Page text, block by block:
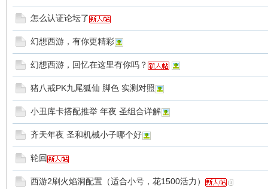
怎么认证论坛了
幻想西游，有你更精彩
幻想西游，回忆在这里有你吗？
猪八戒PK九尾狐仙 脚色 实测对照
小丑库卡搭配推举 年夜 圣组合详解
齐天年夜 圣和机械小子哪个好
轮回
西游2刷火焰洞配置（适合小号，花1500活力）